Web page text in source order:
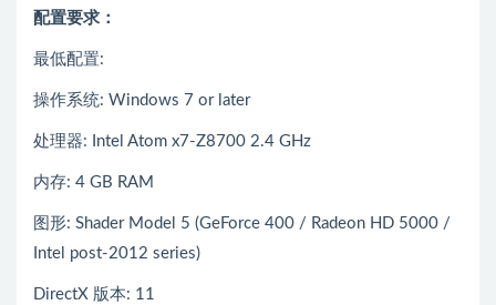
配置要求：
最低配置:
操作系统: Windows 7 or later
处理器: Intel Atom x7-Z8700 2.4 GHz
内存: 4 GB RAM
图形: Shader Model 5 (GeForce 400 / Radeon HD 5000 /
Intel post-2012 series)
DirectX 版本: 11